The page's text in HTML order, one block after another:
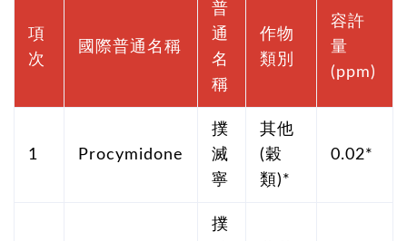
項
次
國際普通名稱
普
通
名
稱
作物
類別
容許
量
(ppm)
1 Procymidone
撲
滅
寧
其他
(穀
類)*
0.02*
撲